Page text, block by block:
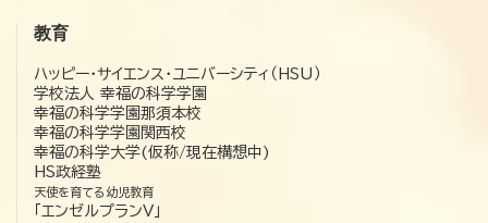
教育
ハッピー・サイエンス・ユニバーシティ（HSU）
学校法人 幸福の科学学園
幸福の科学学園那須本校
幸福の科学学園関西校
幸福の科学大学(仮称/現在構想中)
HS政経塾
天使を育てる幼児教育
「エンゼルプランV」